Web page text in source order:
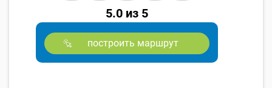
5.0 из 5
построить маршрут